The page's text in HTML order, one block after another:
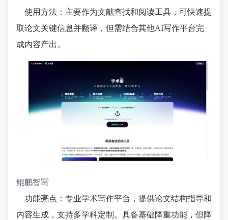
使用方法：主要作为文献查找和阅读工具，可快速提
取论文关键信息并翻译，但需结合其他AI写作平台完
成内容产出。
鲲鹏智写
功能亮点：专业学术写作平台，提供论文结构指导和
内容生成，支持多学科定制。具备基础降重功能，但降